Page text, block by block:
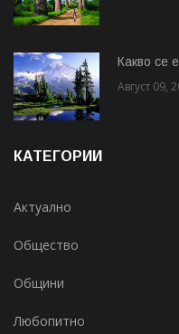
Какво се
Август 09,
КАТЕГОРИИ
Актуално
Общество
Общини
Любопитно